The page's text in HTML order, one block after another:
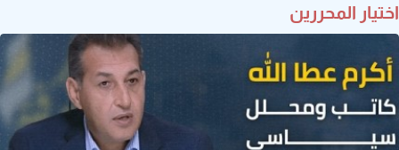
اختيار المحررين